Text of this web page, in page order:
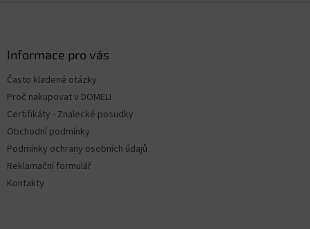
Informace pro vás
Často kladené otázky
Proč nakupovat v DOMELI
Certifikáty - Znalecké posudky
Obchodní podmínky
Podmínky ochrany osobních údajů
Reklamační formulář
Kontakty